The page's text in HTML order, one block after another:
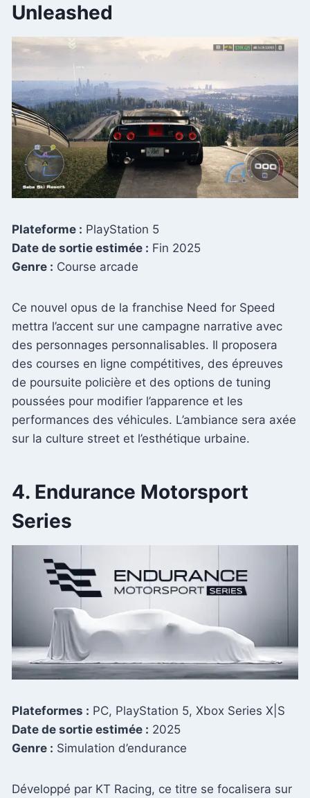
Unleashed
Plateforme : PlayStation 5
Date de sortie estimée : Fin 2025
Genre : Course arcade
Ce nouvel opus de la franchise Need for Speed
mettra l’accent sur une campagne narrative avec
des personnages personnalisables. Il proposera
des courses en ligne compétitives, des épreuves
de poursuite policière et des options de tuning
poussées pour modifier l’apparence et les
performances des véhicules. L’ambiance sera axée
sur la culture street et l’esthétique urbaine.
4. Endurance Motorsport
Series
Plateformes : PC, PlayStation 5, Xbox Series X|S
Date de sortie estimée : 2025
Genre : Simulation d’endurance
Développé par KT Racing, ce titre se focalisera sur